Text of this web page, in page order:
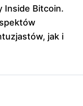
Inside Bitcoin.
jak i